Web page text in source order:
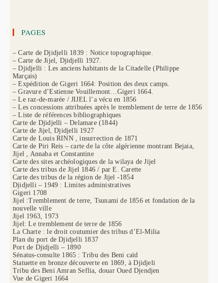
PAGES
– Carte de Djidjelli 1839 : Notice topographique.
– Carte de Jijel, Djidjelli 1927.
– Djidjelli : Les anciens habitants de la Citadelle (Philippe
Marçais)
– Expédition de Gigeri 1664: Position des deux camps.
– Gravure d’Estienne Vouillemont…Gigeri 1664.
– Le raz-de-marée / JIJEL l’a vécu en 1856
– Les concessions attribuées après le tremblement de terre de 1856
– Liste de références bibliographiques
Carte de Djidjelli – Delamare (1844)
Carte de Jijel, Djidjelli 1927
Carte de Louis RINN , insurrection de 1871
Carte de Piri Reis – carte de la côte algérienne montrant Bejaia,
Jijel , Annaba et Constantine
Carte des sites archéologiques de la wilaya de Jijel
Carte des tribus de Jijel 1846 / par E. Carette
Carte des tribus de la région de Jijel -1854
Djidjelli – 1949 : Limites administratives
Gigeri 1708
Jijel :Tremblement de terre, Tsunami de 1856 et fondation de la
nouvelle ville
Jijel 1963, 1973
Jijel: Le tremblement de terre de 1856
La Charte : le droit coutumier des tribus d’El-Milia
Plan du port de Djidjelli 1837
Port de Djidjelli – 1890
Sénatus-consulte 1865 : Tribu des Beni caïd
Statuette en bronze découverte en 1869, à Djidjeli
Tribu des Beni Amran Seflia, douar Oued Djendjen
Vue de Gigeri 1664